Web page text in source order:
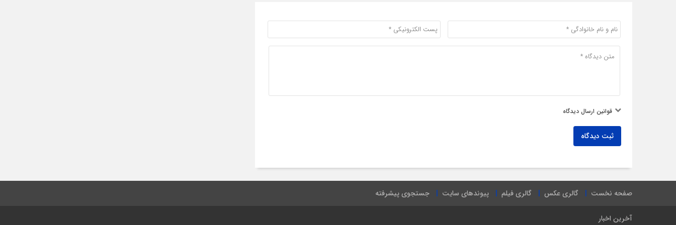
قوانین ارسال دیدگاه
ثبت دیدگاه
صفحه نخست گالری عکس گالری فیلم پیوندهای سایت جستجوی پیشرفته
آخرین اخبار